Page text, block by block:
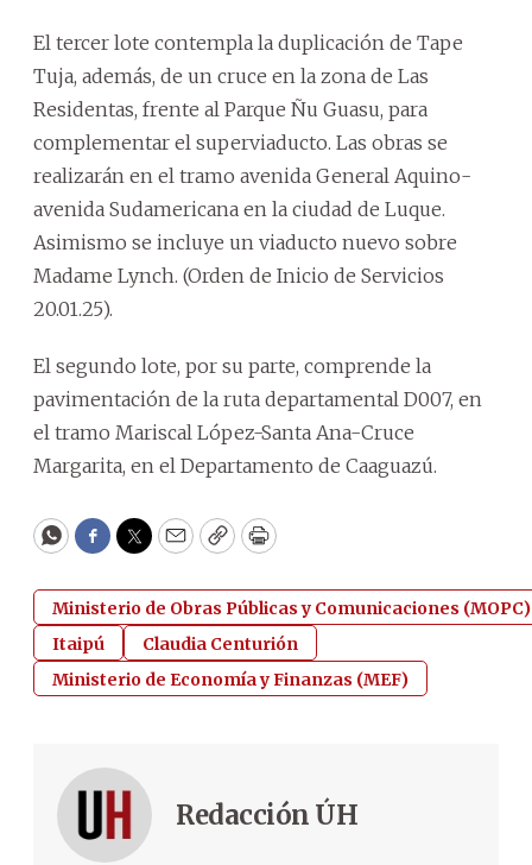
El tercer lote contempla la duplicación de Tape
Tuja, además, de un cruce en la zona de Las
Residentas, frente al Parque Ñu Guasu, para
complementar el superviaducto. Las obras se
realizarán en el tramo avenida General Aquino-
avenida Sudamericana en la ciudad de Luque.
Asimismo se incluye un viaducto nuevo sobre
Madame Lynch. (Orden de Inicio de Servicios
20.01.25).
El segundo lote, por su parte, comprende la
pavimentación de la ruta departamental D007, en
el tramo Mariscal López-Santa Ana-Cruce
Margarita, en el Departamento de Caaguazú.
WhatsApp
Facebook
Twitter
EmailCopyPrint
Ministerio de Obras Públicas y Comunicaciones (MOPC)
Itaipú
Claudia Centurión
Ministerio de Economía y Finanzas (MEF)
Redacción ÚH